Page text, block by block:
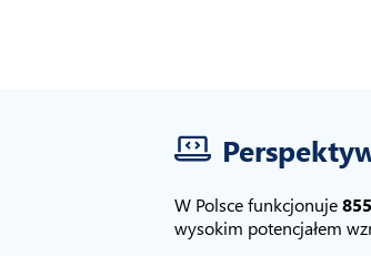
W Polsce funkcjonuje
wysokim potencjałem